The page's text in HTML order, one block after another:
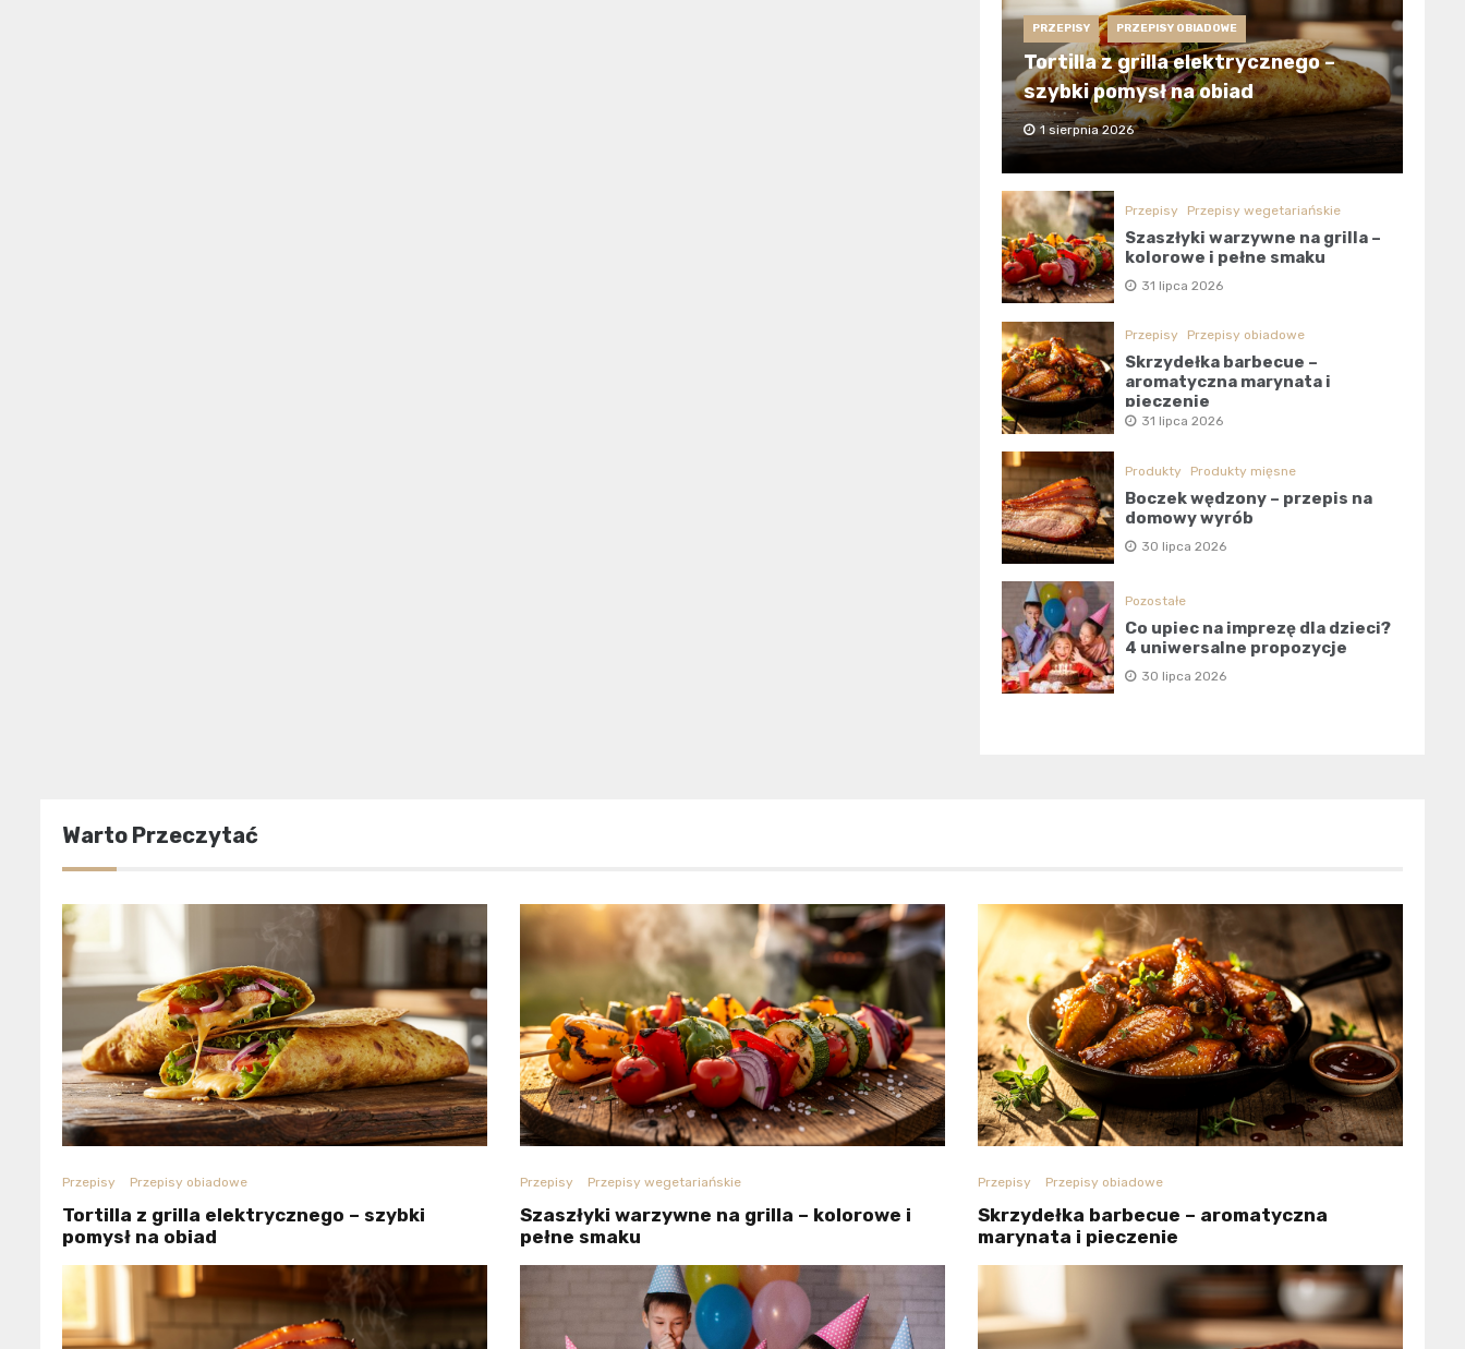
PRZEPISY PRZEPISY OBIADOWE
Tortilla z grilla elektrycznego –
szybki pomysł na obiad
1 sierpnia 2026
Przepisy Przepisy wegetariańskie
Szaszłyki warzywne na grilla –
kolorowe i pełne smaku
31 lipca 2026
Przepisy Przepisy obiadowe
Skrzydełka barbecue –
aromatyczna marynata i
pieczenie
31 lipca 2026
Produkty Produkty mięsne
Boczek wędzony – przepis na
domowy wyrób
30 lipca 2026
Pozostałe
Co upiec na imprezę dla dzieci?
4 uniwersalne propozycje
30 lipca 2026
Warto Przeczytać
Przepisy Przepisy obiadowe
Tortilla z grilla elektrycznego – szybki
pomysł na obiad
Przepisy Przepisy wegetariańskie
Szaszłyki warzywne na grilla – kolorowe i
pełne smaku
Przepisy Przepisy obiadowe
Skrzydełka barbecue – aromatyczna
marynata i pieczenie